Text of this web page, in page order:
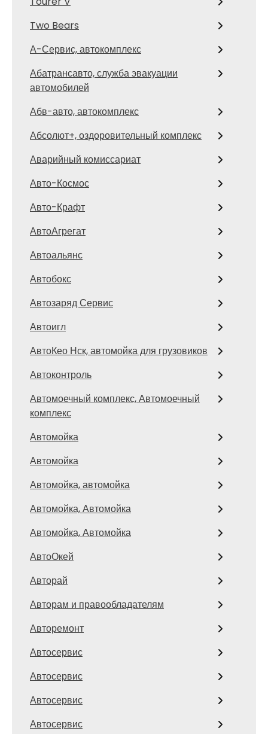
Two Bears
А-Сервис, автокомплекс
Абатрансавто, служба эвакуации
автомобилей
Абв-авто, автокомплекс
Абсолют+, оздоровительный комплекс
Аварийный комиссариат
Авто-Космос
Авто-Крафт
АвтоАгрегат
Автоальянс
Автобокс
Автозаряд Сервис
Автоигл
АвтоКео Нск, автомойка для грузовиков
Автоконтроль
Автомоечный комплекс, Автомоечный
комплекс
Автомойка
Автомойка
Автомойка, автомойка
Автомойка, Автомойка
Автомойка, Автомойка
АвтоОкей
Авторай
Авторам и правообладателям
Авторемонт
Автосервис
Автосервис
Автосервис
Автосервис